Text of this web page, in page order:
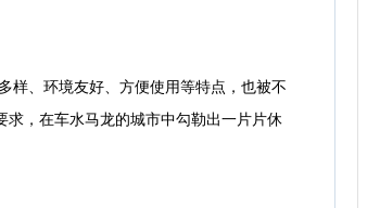
、环境友好、方便使用等特点，也被不
求，在车水马龙的城市中勾勒出一片片休